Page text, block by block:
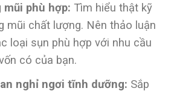
mũi phù hợp: Tìm hiểu thật kỹ
mũi chất lượng. Nên thảo luận
loại sụn phù hợp với nhu cầu
có của bạn.
nghỉ ngơi tĩnh dưỡng: Sắp